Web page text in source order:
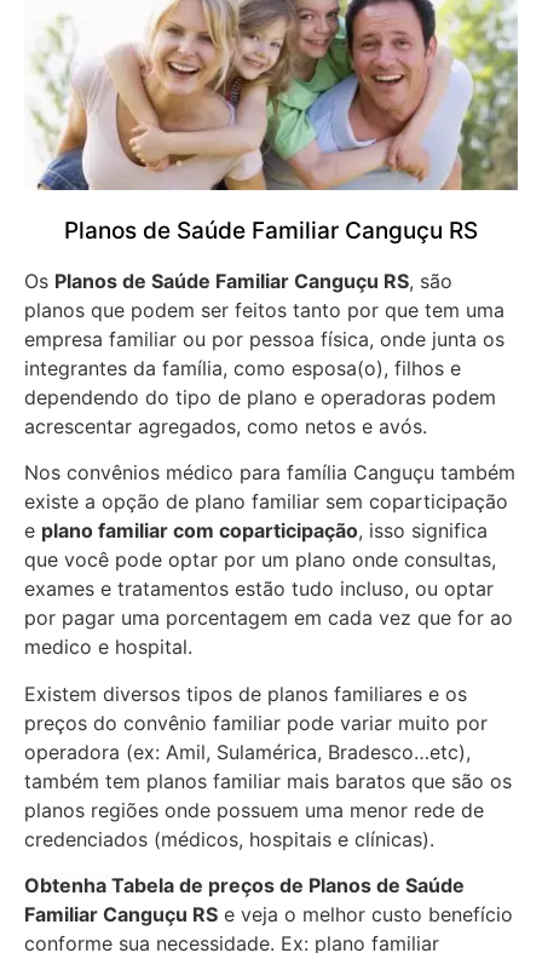
Planos de Saúde Familiar Canguçu RS
Os Planos de Saúde Familiar Canguçu RS, são
planos que podem ser feitos tanto por que tem uma
empresa familiar ou por pessoa física, onde junta os
integrantes da família, como esposa(o), filhos e
dependendo do tipo de plano e operadoras podem
acrescentar agregados, como netos e avós.
Nos convênios médico para família Canguçu também
existe a opção de plano familiar sem coparticipação
e plano familiar com coparticipação, isso significa
que você pode optar por um plano onde consultas,
exames e tratamentos estão tudo incluso, ou optar
por pagar uma porcentagem em cada vez que for ao
medico e hospital.
Existem diversos tipos de planos familiares e os
preços do convênio familiar pode variar muito por
operadora (ex: Amil, Sulamérica, Bradesco…etc),
também tem planos familiar mais baratos que são os
planos regiões onde possuem uma menor rede de
credenciados (médicos, hospitais e clínicas).
Obtenha Tabela de preços de Planos de Saúde
Familiar Canguçu RS e veja o melhor custo benefício
conforme sua necessidade. Ex: plano familiar